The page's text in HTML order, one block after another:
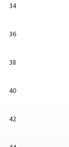
34
36
38
40
42